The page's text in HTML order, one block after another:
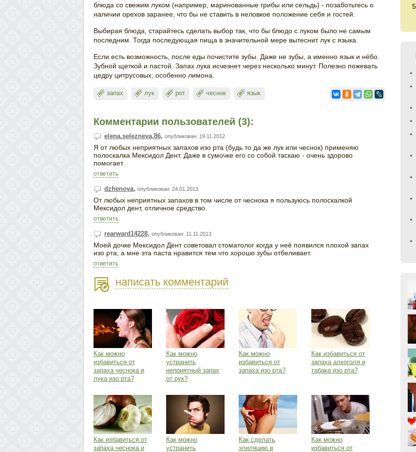
блюда со свежим луком (например, маринованные грибы или сельдь) - позаботьтесь о
наличии орехов заранее, что бы не ставить в неловкое положение себя и гостей.
Выбирая блюда, старайтесь сделать выбор так, что бы блюдо с луком было не самым
последним. Тогда последующая пища в значительной мере вытеснит лук с языка.
Если есть возможность, после еды почистите зубы. Даже не зубы, а именно язык и нёбо.
Зубной щеткой и пастой. Запах лука исчезнет через несколько минут. Полезно пожевать
цедру цитрусовых, особенно лимона.
запах лук рот чеснок язык
Комментарии пользователей (3):
elena.selezneva.86, опубликован: 19.11.2012
Я от любых неприятных запахов изо рта (будь то да же лук или чеснок) применяю
полоскалка Мексидол Дент. Даже в сумочке его со собой таскаю - очень здорово
помогает.
ответить
dzhenova, опубликован: 24.01.2013
От любых неприятных запахов в том числе от чеснока я пользуюсь полоскалкой
Мексидол дент, отличное средство.
ответить
rearward14228, опубликован: 11.11.2013
Моей дочке Мексидол Дент советовал стоматолог когда у неё появился плохой запах
изо рта, а мне эта паста нравится тем что хорошо зубы отбеливает.
ответить
написать комментарий
Как можно
избавиться от
запаха чеснока и
лука изо рта?
Как можно
устранить
неприятный запах
от рук?
Как можно
избавиться от
запаха изо рта?
Как избавиться от
запаха алкоголя и
табака изо рта?
Как избавиться от
запаха чеснока и
Как можно
устранить
Как сделать
эпиляцию в
Как можно
избавиться от